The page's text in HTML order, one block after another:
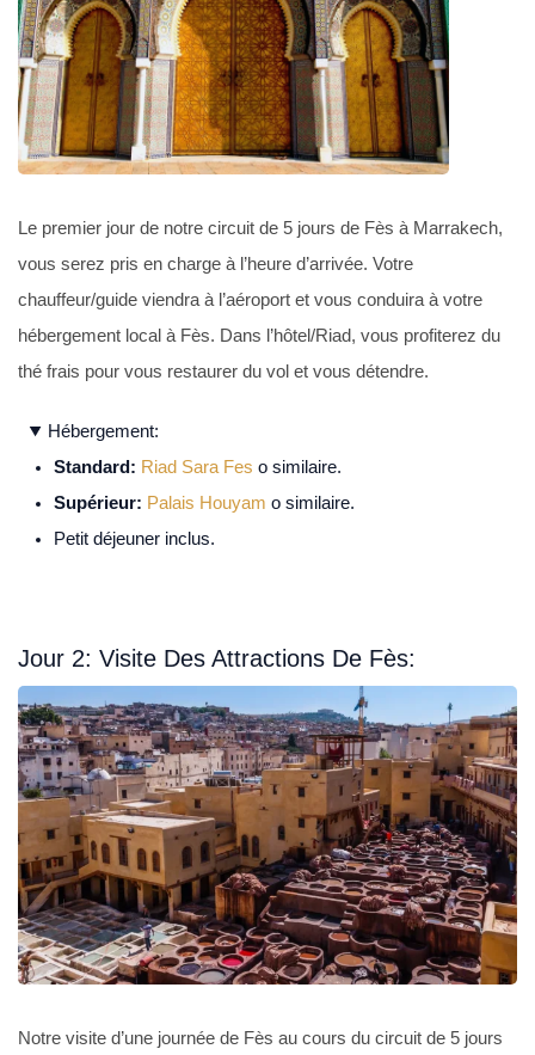
Le premier jour de notre circuit de 5 jours de Fès à Marrakech,
vous serez pris en charge à l’heure d’arrivée. Votre
chauffeur/guide viendra à l’aéroport et vous conduira à votre
hébergement local à Fès. Dans l’hôtel/Riad, vous profiterez du
thé frais pour vous restaurer du vol et vous détendre.
Hébergement:
Standard: Riad Sara Fes o similaire.
Supérieur: Palais Houyam o similaire.
Petit déjeuner inclus.
Jour 2: Visite Des Attractions De Fès:
Notre visite d’une journée de Fès au cours du circuit de 5 jours